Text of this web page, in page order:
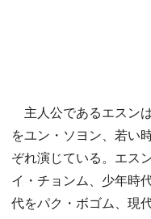
主人公であるエスン
をユン・ソヨン、若い
ぞれ演じている。エス
イ・チョンム、少年時
代をパク・ボゴム、現